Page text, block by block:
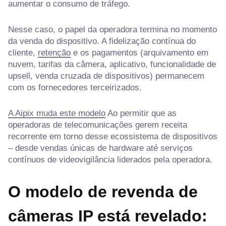
aumentar o consumo de tráfego.
Nesse caso, o papel da operadora termina no momento
da venda do dispositivo. A fidelização contínua do
cliente, retenção e os pagamentos (arquivamento em
nuvem, tarifas da câmera, aplicativo, funcionalidade de
upsell, venda cruzada de dispositivos) permanecem
com os fornecedores terceirizados.
A Aipix muda este modelo Ao permitir que as
operadoras de telecomunicações gerem receita
recorrente em torno desse ecossistema de dispositivos
– desde vendas únicas de hardware até serviços
contínuos de videovigilância liderados pela operadora.
O modelo de revenda de
câmeras IP está revelado: